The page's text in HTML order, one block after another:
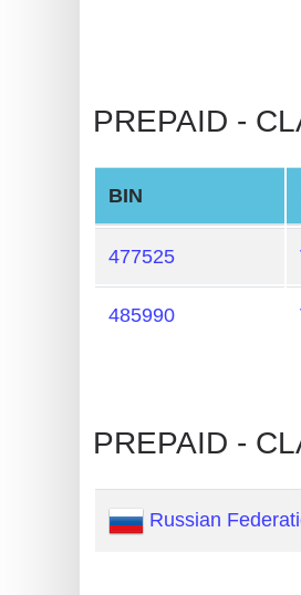
from
Banks
Credit
Card
Validator
Credit
Credit
Card
Generator
PREPAID -
BIN
477525
485990
PREPAID -
Russian